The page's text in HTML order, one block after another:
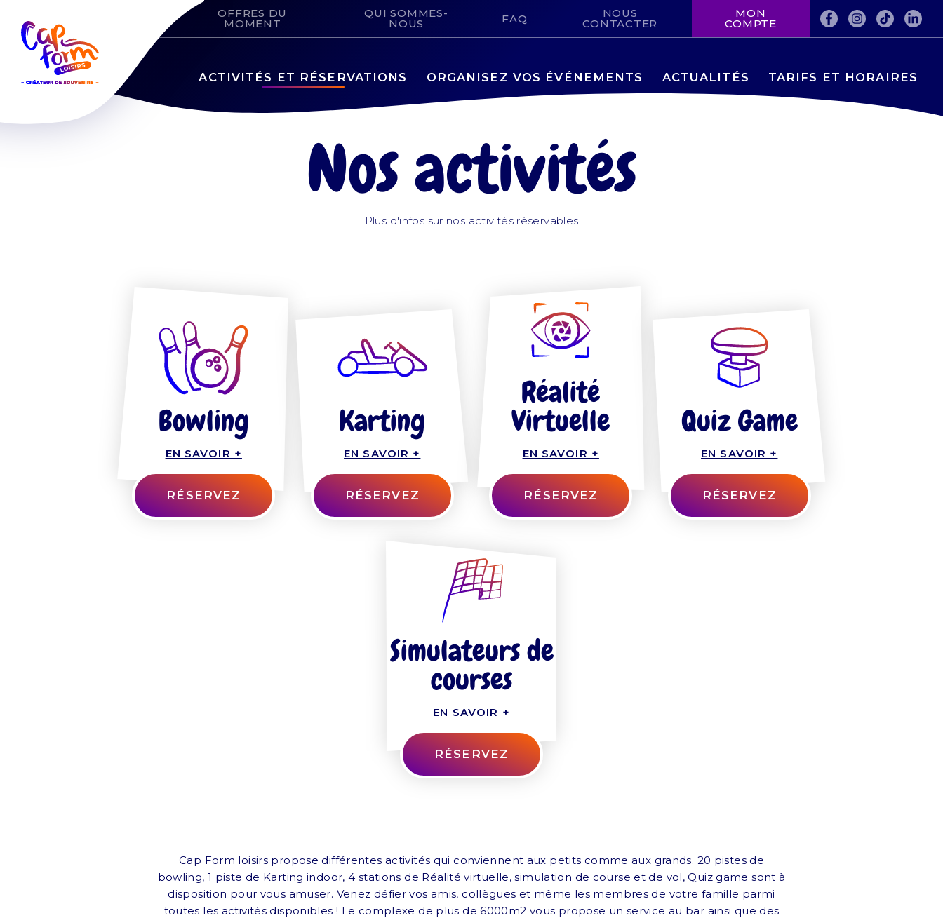
OFFRES DU
MOMENT
QUI SOMMES-
NOUS FAQ NOUS
CONTACTER
MON
COMPTE
FACEBOOK
INSTAGRAM
TIKTOK
ACTIVITÉS ET RÉSERVATIONS ORGANISEZ VOS ÉVÉNEMENTS ACTUALITÉS TARIFS ET HORAIRES
Nos activités
Plus d'infos sur nos activités réservables
Bowling
EN SAVOIR +
RÉSERVEZ
Karting
EN SAVOIR +
RÉSERVEZ
Réalité
Virtuelle
EN SAVOIR +
RÉSERVEZ
Quiz Game
EN SAVOIR +
RÉSERVEZ
Simulateurs de
courses
EN SAVOIR +
RÉSERVEZ
Cap Form loisirs propose différentes activités qui conviennent aux petits comme aux grands. 20 pistes de
bowling, 1 piste de Karting indoor, 4 stations de Réalité virtuelle, simulation de course et de vol, Quiz game sont à
disposition pour vous amuser. Venez défier vos amis, collègues et même les membres de votre famille parmi
toutes les activités disponibles ! Le complexe de plus de 6000m2 vous propose un service au bar ainsi que des